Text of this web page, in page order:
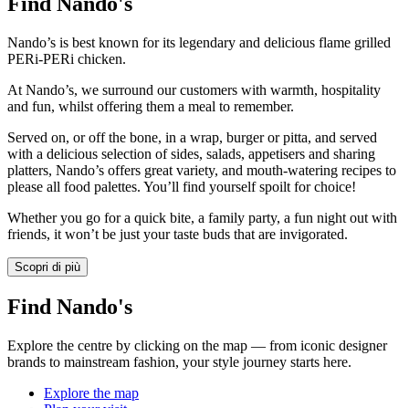
Nando’s is best known for its legendary and delicious flame grilled
PERi-PERi chicken.
At Nando’s, we surround our customers with warmth, hospitality
and fun, whilst offering them a meal to remember.
Served on, or off the bone, in a wrap, burger or pitta, and served
with a delicious selection of sides, salads, appetisers and sharing
platters, Nando’s offers great variety, and mouth-watering recipes to
please all food palettes. You’ll find yourself spoilt for choice!
Whether you go for a quick bite, a family party, a fun night out with
friends, it won’t be just your taste buds that are invigorated.
Scopri di più
Find Nando's
Explore the centre by clicking on the map — from iconic designer
brands to mainstream fashion, your style journey starts here.
Explore the map